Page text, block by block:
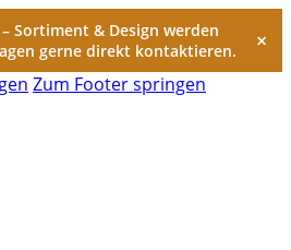
Sortiment & Design werden
gerne direkt kontaktieren.
×
Zum Footer springen